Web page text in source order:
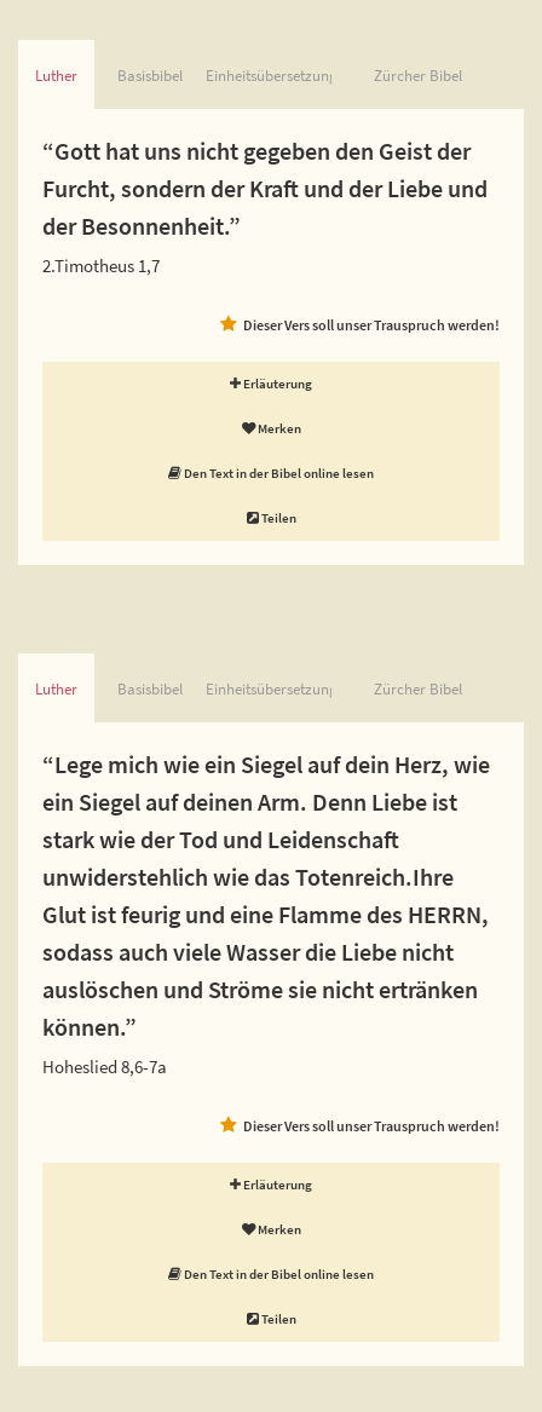
Luther Basisbibel Einheitsübersetzung Zürcher Bibel
“Gott hat uns nicht gegeben den Geist der
Furcht, sondern der Kraft und der Liebe und
der Besonnenheit.”
2.Timotheus 1,7
Dieser Vers soll unser Trauspruch werden!
Erläuterung
Merken
Den Text in der Bibel online lesen
Teilen
Luther Basisbibel Einheitsübersetzung Zürcher Bibel
“Lege mich wie ein Siegel auf dein Herz, wie
ein Siegel auf deinen Arm. Denn Liebe ist
stark wie der Tod und Leidenschaft
unwiderstehlich wie das Totenreich.Ihre
Glut ist feurig und eine Flamme des HERRN,
sodass auch viele Wasser die Liebe nicht
auslöschen und Ströme sie nicht ertränken
können.”
Hoheslied 8,6-7a
Dieser Vers soll unser Trauspruch werden!
Erläuterung
Merken
Den Text in der Bibel online lesen
Teilen